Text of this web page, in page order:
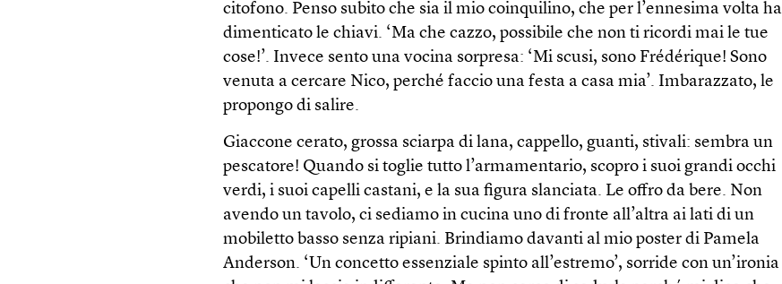
citofono. Penso subito che sia il mio coinquilino, che per l’ennesima volta ha
dimenticato le chiavi. ‘Ma che cazzo, possibile che non ti ricordi mai le tue
cose!’. Invece sento una vocina sorpresa: ‘Mi scusi, sono Frédérique! Sono
venuta a cercare Nico, perché faccio una festa a casa mia’. Imbarazzato, le
propongo di salire.
Giaccone cerato, grossa sciarpa di lana, cappello, guanti, stivali: sembra un
pescatore! Quando si toglie tutto l’armamentario, scopro i suoi grandi occhi
verdi, i suoi capelli castani, e la sua figura slanciata. Le offro da bere. Non
avendo un tavolo, ci sediamo in cucina uno di fronte all’altra ai lati di un
mobiletto basso senza ripiani. Brindiamo davanti al mio poster di Pamela
Anderson. ‘Un concetto essenziale spinto all’estremo’, sorride con un’ironia